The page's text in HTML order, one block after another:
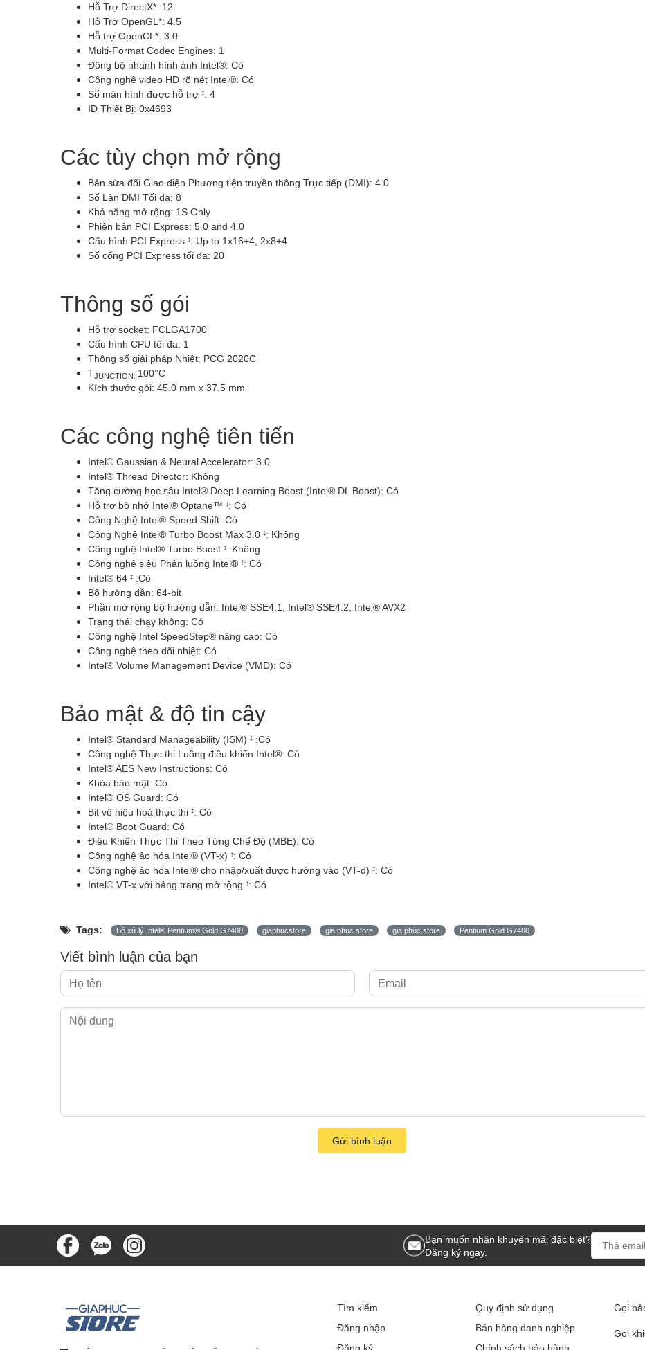
Hỗ Trợ DirectX*: 12
Hỗ Trợ OpenGL*: 4.5
Hỗ trợ OpenCL*: 3.0
Multi-Format Codec Engines: 1
Đồng bộ nhanh hình ảnh Intel®: Có
Công nghệ video HD rõ nét Intel®: Có
Số màn hình được hỗ trợ ‡: 4
ID Thiết Bị: 0x4693
Các tùy chọn mở rộng
Bản sửa đổi Giao diện Phương tiện truyền thông Trực tiếp (DMI): 4.0
Số Làn DMI Tối đa: 8
Khả năng mở rộng: 1S Only
Phiên bản PCI Express: 5.0 and 4.0
Cấu hình PCI Express ‡: Up to 1x16+4, 2x8+4
Số cổng PCI Express tối đa: 20
Thông số gói
Hỗ trợ socket: FCLGA1700
Cấu hình CPU tối đa: 1
Thông số giải pháp Nhiệt: PCG 2020C
TJUNCTION: 100°C
Kích thước gói: 45.0 mm x 37.5 mm
Các công nghệ tiên tiến
Intel® Gaussian & Neural Accelerator: 3.0
Intel® Thread Director: Không
Tăng cường học sâu Intel® Deep Learning Boost (Intel® DL Boost): Có
Hỗ trợ bộ nhớ Intel® Optane™ ‡: Có
Công Nghệ Intel® Speed Shift: Có
Công Nghệ Intel® Turbo Boost Max 3.0 ‡: Không
Công nghệ Intel® Turbo Boost ‡ :Không
Công nghệ siêu Phân luồng Intel® ‡: Có
Intel® 64 ‡ :Có
Bộ hướng dẫn: 64-bit
Phần mở rộng bộ hướng dẫn: Intel® SSE4.1, Intel® SSE4.2, Intel® AVX2
Trạng thái chạy không: Có
Công nghệ Intel SpeedStep® nâng cao: Có
Công nghệ theo dõi nhiệt: Có
Intel® Volume Management Device (VMD): Có
Bảo mật & độ tin cậy
Intel® Standard Manageability (ISM) ‡ :Có
Công nghệ Thực thi Luồng điều khiển Intel®: Có
Intel® AES New Instructions: Có
Khóa bảo mật: Có
Intel® OS Guard: Có
Bit vô hiệu hoá thực thi ‡: Có
Intel® Boot Guard: Có
Điều Khiển Thực Thi Theo Từng Chế Độ (MBE): Có
Công nghệ ảo hóa Intel® (VT-x) ‡: Có
Công nghệ ảo hóa Intel® cho nhập/xuất được hướng vào (VT-d) ‡: Có
Intel® VT-x với bảng trang mở rộng ‡: Có
Tags: Bộ xử lý Intel® Pentium® Gold G7400 giaphucstore gia phuc store gia phúc store Pentium Gold G7400
Viết bình luận của bạn
Gửi bình luận
Bạn muốn nhận khuyến mãi đặc biệt?
Đăng ký ngay.
Tìm kiếm
Đăng nhập
Đăng ký
Quy định sử dụng
Bán hàng danh nghiệp
Chính sách bảo hành
Gọi
Gọi